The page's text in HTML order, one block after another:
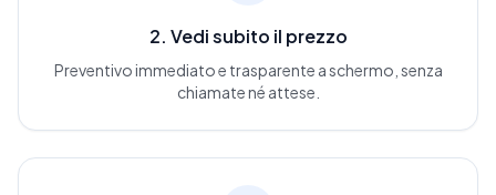
2. Vedi subito il prezzo
Preventivo immediato e trasparente a schermo, senza
chiamate né attese.